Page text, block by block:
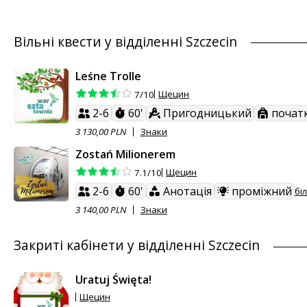
Вільні квести у відділенні Szczecin
Leśne Trolle
7/10 Щецин
2-6 60' Пригодницький
З 130,00 PLN
Знаки
Zostań Milionerem
7.1/10 Щецин
2-6 60' Анотація проміжний
З 140,00 PLN
Знаки
Закриті кабінети у відділенні Szczecin
Uratuj Święta!
Щецин